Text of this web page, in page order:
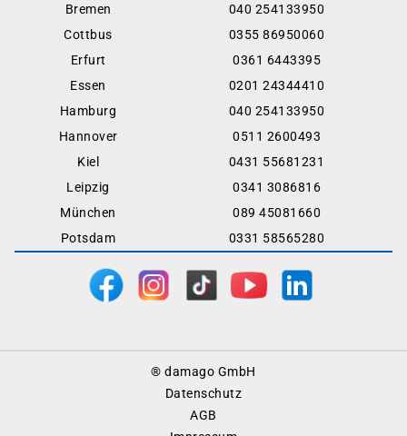
Bremen
040 254133950
Cottbus
0355 86950060
Erfurt
0361 6443395
Essen
0201 24344410
Hamburg
040 254133950
Hannover
0511 2600493
Kiel
0431 55681231
Leipzig
0341 3086816
München
089 45081660
Potsdam
0331 58565280
® damago GmbH
Datenschutz
AGB